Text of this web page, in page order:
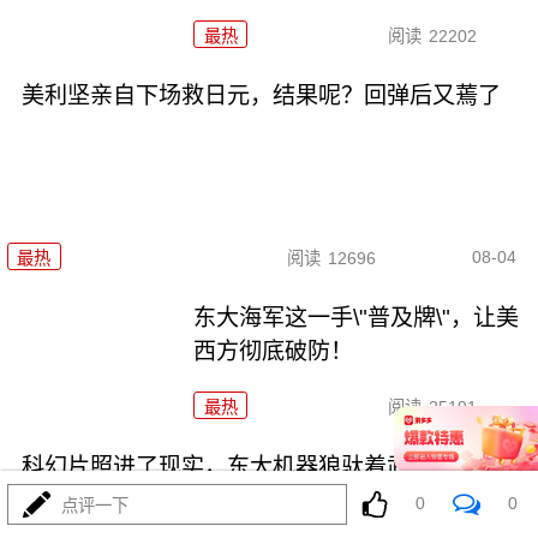
最热 阅读 22202
美利坚亲自下场救日元，结果呢？回弹后又蔫了
最热 阅读 12696 08-04
东大海军这一手\"普及牌\"，让美
西方彻底破防！
最热 阅读 25191
科幻片照进了现实，东大机器狼驮着武器冲锋！
点评一下 0 0